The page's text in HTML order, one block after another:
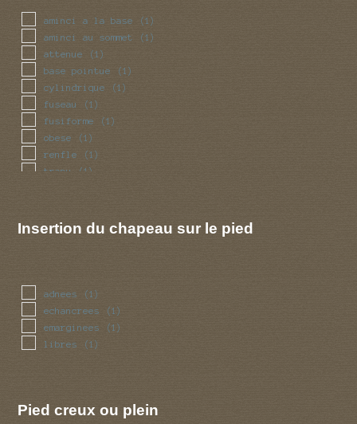
aminci a la base (1)
aminci au sommet (1)
attenue (1)
base pointue (1)
cylindrique (1)
fuseau (1)
fusiforme (1)
obese (1)
renfle (1)
trapu (1)
Insertion du chapeau sur le pied
adnees (1)
echancrees (1)
emarginees (1)
libres (1)
Pied creux ou plein